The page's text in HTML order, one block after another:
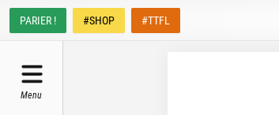
PARIER ! #SHOP #TTFL
Menu